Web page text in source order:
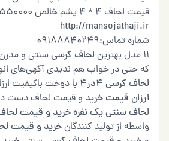
قیمت لحاف 4 * 4 پشم خالص 2550000ت
http://mansojathaji.ir
شماره تماس:09188840249
11 مدل بهترین
لحاف کرسیسنتی و مدرن 11
که حتی در خواب هم ندیدی آگهی‌های
لحاف کرسی ۴در۴
با دوخت باکیفیت
ارزان قیمتخرید و قیمت لحاف دست
لحاف سنتی یک نفرهخرید و قیمت
واسطه از تولید کنندگانخرید و قیمت